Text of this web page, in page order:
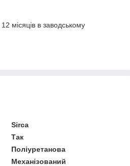
місяців в заводському
Sirca
Так
Поліуретанова
Механізований